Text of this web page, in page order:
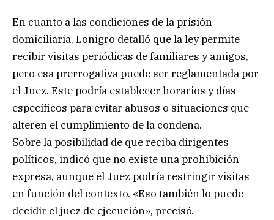
En cuanto a las condiciones de la prisión
domiciliaria, Lonigro detalló que la ley permite
recibir visitas periódicas de familiares y amigos,
pero esa prerrogativa puede ser reglamentada por
el Juez. Este podría establecer horarios y días
específicos para evitar abusos o situaciones que
alteren el cumplimiento de la condena.
Sobre la posibilidad de que reciba dirigentes
políticos, indicó que no existe una prohibición
expresa, aunque el Juez podría restringir visitas
en función del contexto. «Eso también lo puede
decidir el juez de ejecución», precisó.